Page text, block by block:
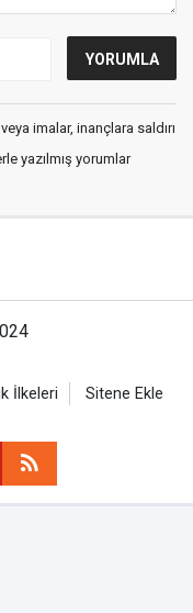
imalar, inançlara saldırı
yazılmış yorumlar
İlkeleri Sitene Ekle